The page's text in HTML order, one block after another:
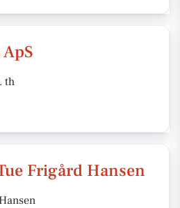
th
Frigård Hansen